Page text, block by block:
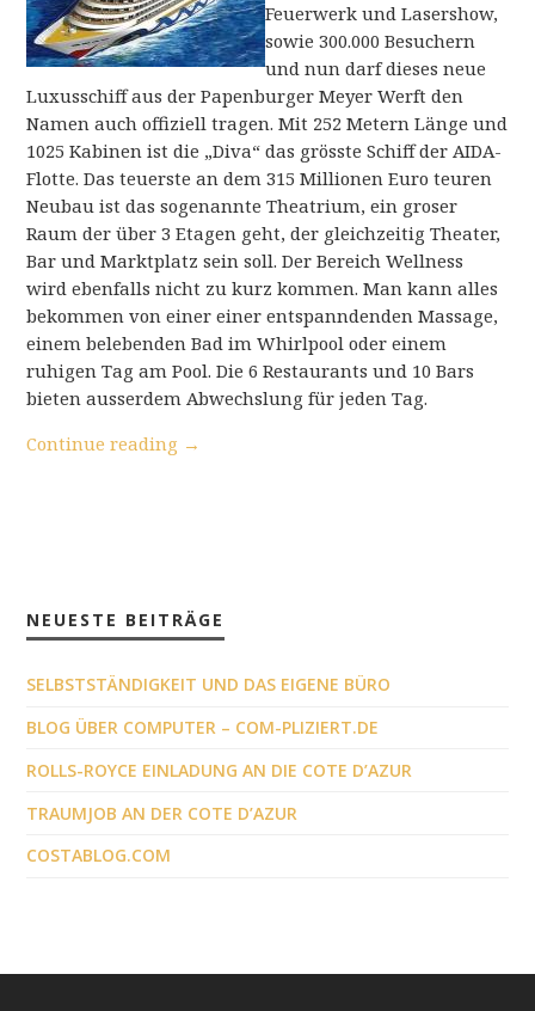
Feuerwerk und Lasershow,
sowie 300.000 Besuchern
und nun darf dieses neue
Luxusschiff aus der Papenburger Meyer Werft den
Namen auch offiziell tragen. Mit 252 Metern Länge und
1025 Kabinen ist die „Diva“ das grösste Schiff der AIDA-
Flotte. Das teuerste an dem 315 Millionen Euro teuren
Neubau ist das sogenannte Theatrium, ein groser
Raum der über 3 Etagen geht, der gleichzeitig Theater,
Bar und Marktplatz sein soll. Der Bereich Wellness
wird ebenfalls nicht zu kurz kommen. Man kann alles
bekommen von einer einer entspanndenden Massage,
einem belebenden Bad im Whirlpool oder einem
ruhigen Tag am Pool. Die 6 Restaurants und 10 Bars
bieten ausserdem Abwechslung für jeden Tag.
Continue reading →
NEUESTE BEITRÄGE
SELBSTSTÄNDIGKEIT UND DAS EIGENE BÜRO
BLOG ÜBER COMPUTER – COM-PLIZIERT.DE
ROLLS-ROYCE EINLADUNG AN DIE COTE D’AZUR
TRAUMJOB AN DER COTE D’AZUR
COSTABLOG.COM